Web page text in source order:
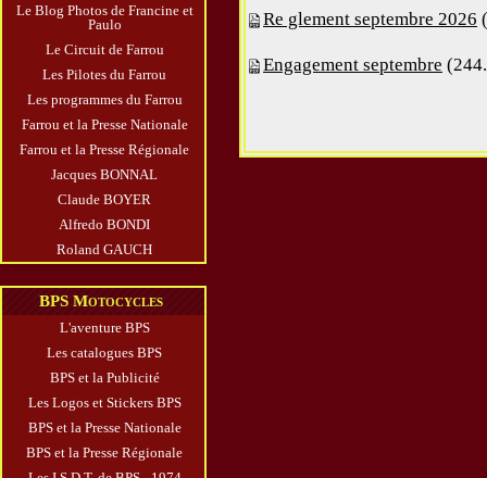
Le Blog Photos de Francine et
Paulo
Le Circuit de Farrou
Les Pilotes du Farrou
Les programmes du Farrou
Farrou et la Presse Nationale
Farrou et la Presse Régionale
Jacques BONNAL
Claude BOYER
Alfredo BONDI
Roland GAUCH
BPS Motocycles
L'aventure BPS
Les catalogues BPS
BPS et la Publicité
Les Logos et Stickers BPS
BPS et la Presse Nationale
BPS et la Presse Régionale
Re glement septembre 2026
Engagement septembre